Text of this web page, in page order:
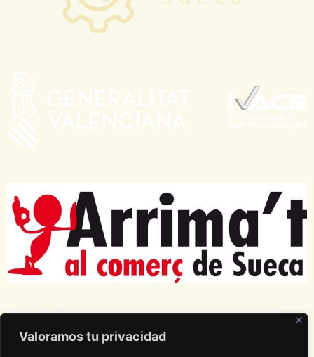
Valoramos tu privacidad